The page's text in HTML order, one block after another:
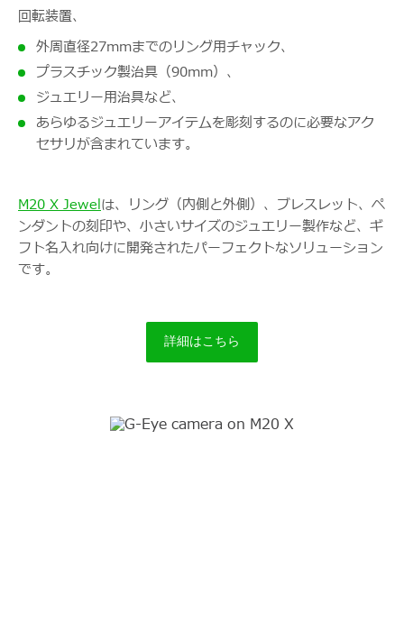
回転装置、
外周直径27mmまでのリング用チャック、
プラスチック製治具（90mm）、
ジュエリー用治具など、
あらゆるジュエリーアイテムを彫刻するのに必要なアク
セサリが含まれています。
M20 X Jewelは、リング（内側と外側）、ブレスレット、ペ
ンダントの刻印や、小さいサイズのジュエリー製作など、ギ
フト名入れ向けに開発されたパーフェクトなソリューション
です。
詳細はこちら